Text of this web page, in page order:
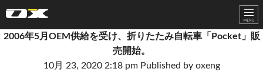
2006年5月OEM供給を受け、折りたたみ自転車「Pocket」販
売開始。
10月 23, 2020 2:18 pm Published by oxeng